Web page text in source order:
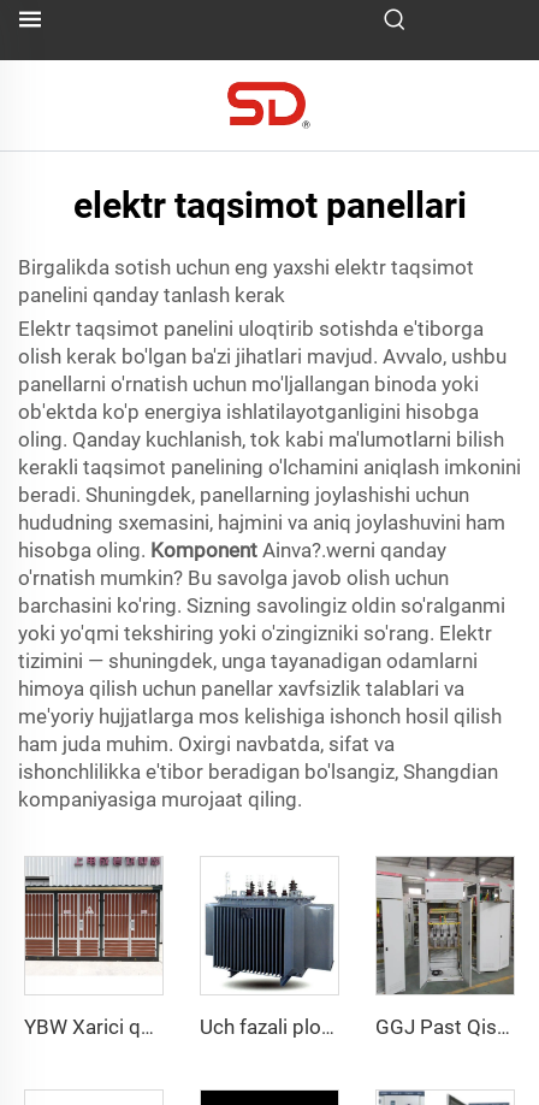
elektr taqsimot panellari
Birgalikda sotish uchun eng yaxshi elektr taqsimot
panelini qanday tanlash kerak
Elektr taqsimot panelini uloqtirib sotishda e'tiborga
olish kerak bo'lgan ba'zi jihatlari mavjud. Avvalo, ushbu
panellarni o'rnatish uchun mo'ljallangan binoda yoki
ob'ektda ko'p energiya ishlatilayotganligini hisobga
oling. Qanday kuchlanish, tok kabi ma'lumotlarni bilish
kerakli taqsimot panelining o'lchamini aniqlash imkonini
beradi. Shuningdek, panellarning joylashishi uchun
hududning sxemasini, hajmini va aniq joylashuvini ham
hisobga oling. Komponent Ainva?.werni qanday
o'rnatish mumkin? Bu savolga javob olish uchun
barchasini ko'ring. Sizning savolingiz oldin so'ralganmi
yoki yo'qmi tekshiring yoki o'zingizniki so'rang. Elektr
tizimini — shuningdek, unga tayanadigan odamlarni
himoya qilish uchun panellar xavfsizlik talablari va
me'yoriy hujjatlarga mos kelishiga ishonch hosil qilish
ham juda muhim. Oxirgi navbatda, sifat va
ishonchlilikka e'tibor beradigan bo'lsangiz, Shangdian
kompaniyasiga murojaat qiling.
YBW Xarici qutubli substation Uch fazali ploskaya spiralliy qalbli to'liq yopiq distributsiya transformatori GGJ Past Qisqa Jihatli Aks Reaktiv Quvvat Intellegent To‘ldirish Ustasi